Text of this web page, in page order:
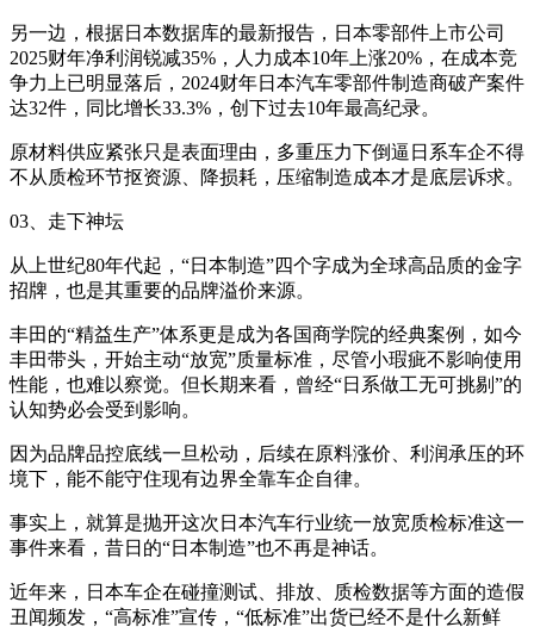
另一边，根据日本数据库的最新报告，日本零部件上市公司
2025财年净利润锐减35%，人力成本10年上涨20%，在成本竞
争力上已明显落后，2024财年日本汽车零部件制造商破产案件
达32件，同比增长33.3%，创下过去10年最高纪录。
原材料供应紧张只是表面理由，多重压力下倒逼日系车企不得
不从质检环节抠资源、降损耗，压缩制造成本才是底层诉求。
03、走下神坛
从上世纪80年代起，“日本制造”四个字成为全球高品质的金字
招牌，也是其重要的品牌溢价来源。
丰田的“精益生产”体系更是成为各国商学院的经典案例，如今
丰田带头，开始主动“放宽”质量标准，尽管小瑕疵不影响使用
性能，也难以察觉。但长期来看，曾经“日系做工无可挑剔”的
认知势必会受到影响。
因为品牌品控底线一旦松动，后续在原料涨价、利润承压的环
境下，能不能守住现有边界全靠车企自律。
事实上，就算是抛开这次日本汽车行业统一放宽质检标准这一
事件来看，昔日的“日本制造”也不再是神话。
近年来，日本车企在碰撞测试、排放、质检数据等方面的造假
丑闻频发，“高标准”宣传，“低标准”出货已经不是什么新鲜